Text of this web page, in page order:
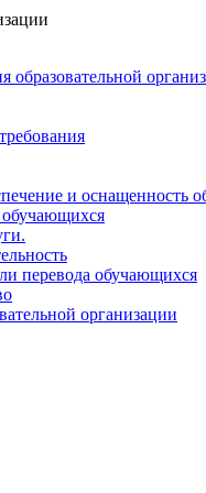
образовательной
и оснащенность
перевода обучающихся
организации